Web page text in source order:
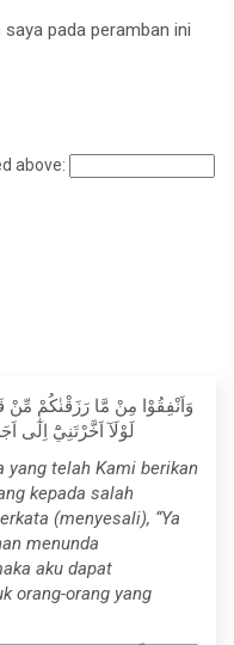
pada peramban ini
above:
وَاَنْفِقُوْا مِنْ مَّا رَزَقْنٰكُمْ
لَوْلَآ اَخَّرْتَنِيْٓ
yang telah Kami berikan
kepada salah
(menyesali), “Ya
menunda
aku dapat
orang-orang yang